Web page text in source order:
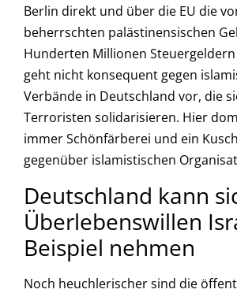
Berlin direkt und über die EU die
beherrschten palästinensischen
Hunderten Millionen
geht nicht konsequent gegen
Verbände in Deutschland vor, die
Terroristen solidarisieren. Hier
immer Schönfärberei und ein
gegenüber islamistischen
Deutschland kann
Überlebenswillen
Beispiel nehmen
Noch heuchlerischer sind die